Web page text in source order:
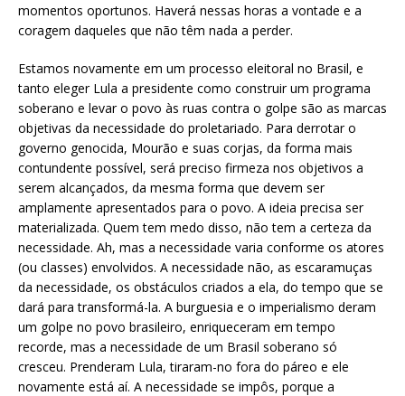
momentos oportunos. Haverá nessas horas a vontade e a
coragem daqueles que não têm nada a perder.
Estamos novamente em um processo eleitoral no Brasil, e
tanto eleger Lula a presidente como construir um programa
soberano e levar o povo às ruas contra o golpe são as marcas
objetivas da necessidade do proletariado. Para derrotar o
governo genocida, Mourão e suas corjas, da forma mais
contundente possível, será preciso firmeza nos objetivos a
serem alcançados, da mesma forma que devem ser
amplamente apresentados para o povo. A ideia precisa ser
materializada. Quem tem medo disso, não tem a certeza da
necessidade. Ah, mas a necessidade varia conforme os atores
(ou classes) envolvidos. A necessidade não, as escaramuças
da necessidade, os obstáculos criados a ela, do tempo que se
dará para transformá-la. A burguesia e o imperialismo deram
um golpe no povo brasileiro, enriqueceram em tempo
recorde, mas a necessidade de um Brasil soberano só
cresceu. Prenderam Lula, tiraram-no fora do páreo e ele
novamente está aí. A necessidade se impôs, porque a